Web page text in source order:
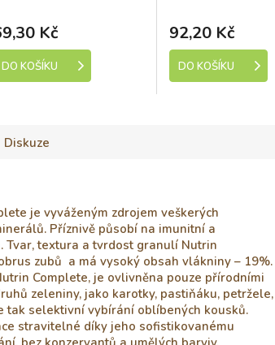
Kč
DO KOŠÍKU
92,20 Kč
DO KOŠÍKU
Diskuze
je vyváženým zdrojem veškerých
Příznivě působí na imunitní a
Tvar, textura a tvrdost granulí Nutrin
zubů a má vysoký obsah vlákniny – 19%.
Complete, je ovlivněna pouze přírodními
zeleniny, jako karotky, pastiňáku, petržele,
tak selektivní vybírání oblíbených kousků.
stravitelné díky jeho sofistikovanému